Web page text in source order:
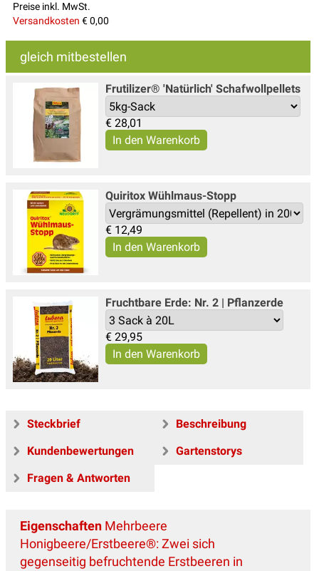
Preise inkl. MwSt.
Versandkosten € 0,00
gleich mitbestellen
Frutilizer® 'Natürlich' Schafwollpellets
€ 28,01
Quiritox Wühlmaus-Stopp
€ 12,49
Fruchtbare Erde: Nr. 2 | Pflanzerde
€ 29,95
Steckbrief
Beschreibung
Kundenbewertungen
Gartenstorys
Fragen & Antworten
Eigenschaften Mehrbeere
Honigbeere/Erstbeere®: Zwei sich
gegenseitig befruchtende Erstbeeren in